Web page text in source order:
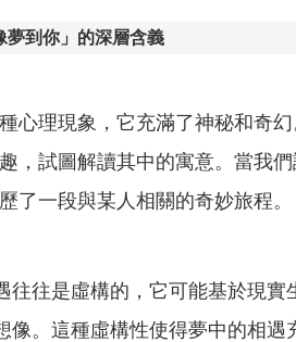
到你」的深層含義
心理現象，它充滿了神秘和奇
，試圖解讀其中的寓意。當我
了一段與某人相關的奇妙旅程。
往往是虛構的，它可能基於現實
像。這種虛構性使得夢中的相遇